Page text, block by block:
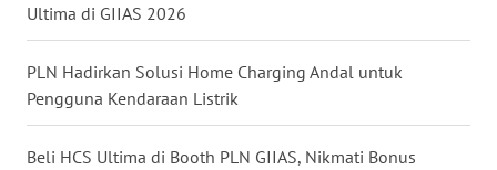
Ultima di GIIAS 2026
PLN Hadirkan Solusi Home Charging Andal untuk
Pengguna Kendaraan Listrik
Beli HCS Ultima di Booth PLN GIIAS, Nikmati Bonus